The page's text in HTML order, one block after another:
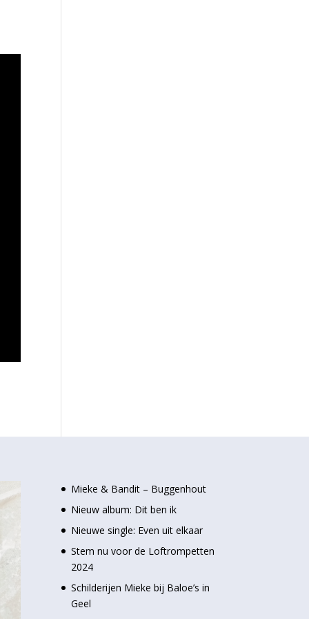
Mieke & Bandit – Buggenhout
Nieuw album: Dit ben ik
Nieuwe single: Even uit elkaar
Stem nu voor de Loftrompetten
2024
Schilderijen Mieke bij Baloe’s in
Geel